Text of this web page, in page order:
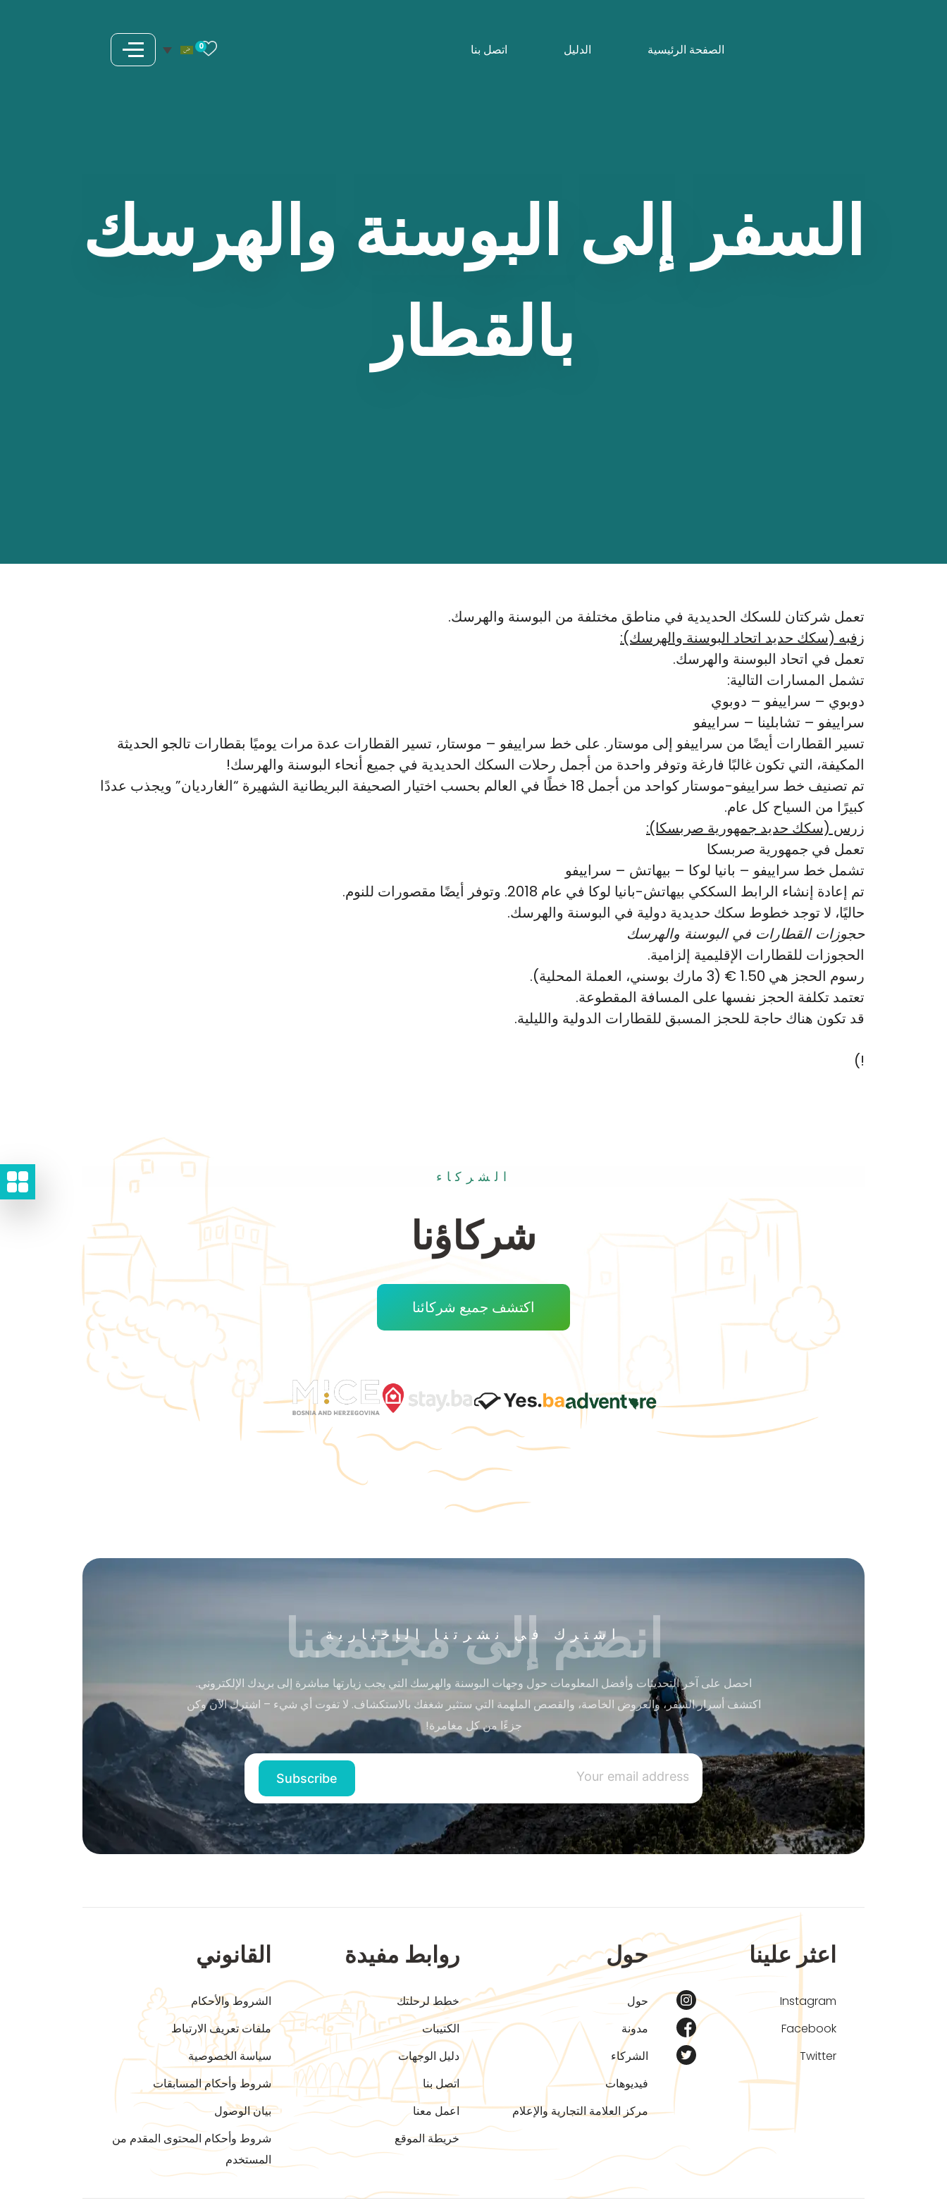
الصفحة الرئيسية الدليل اتصل بنا 0
السفر إلى البوسنة والهرسك
بالقطار
تعمل شركتان للسكك الحديدية في مناطق مختلفة من البوسنة والهرسك.
زفبه (سكك حديد اتحاد البوسنة والهرسك):
تعمل في اتحاد البوسنة والهرسك.
تشمل المسارات التالية:
دوبوي – سراييفو – دوبوي
سراييفو – تشابلينا – سراييفو
تسير القطارات أيضًا من سراييفو إلى موستار. على خط سراييفو – موستار، تسير القطارات عدة مرات يوميًا بقطارات تالجو الحديثة
المكيفة، التي تكون غالبًا فارغة وتوفر واحدة من أجمل رحلات السكك الحديدية في جميع أنحاء البوسنة والهرسك!
تم تصنيف خط سراييفو-موستار كواحد من أجمل 18 خطًا في العالم بحسب اختيار الصحيفة البريطانية الشهيرة “الغارديان” ويجذب عددًا
كبيرًا من السياح كل عام.
زرس (سكك حديد جمهورية صربسكا):
تعمل في جمهورية صربسكا
تشمل خط سراييفو – بانيا لوكا – بيهاتش – سراييفو
تم إعادة إنشاء الرابط السككي بيهاتش-بانيا لوكا في عام 2018. وتوفر أيضًا مقصورات للنوم.
حاليًا، لا توجد خطوط سكك حديدية دولية في البوسنة والهرسك.
حجوزات القطارات في البوسنة والهرسك
الحجوزات للقطارات الإقليمية إلزامية.
رسوم الحجز هي 1.50 € (3 مارك بوسني، العملة المحلية).
تعتمد تكلفة الحجز نفسها على المسافة المقطوعة.
قد تكون هناك حاجة للحجز المسبق للقطارات الدولية والليلية.
!)
الشركاء
شركاؤنا
اكتشف جميع شركائنا
اشترك في نشرتنا الإخبارية
انضم إلى مجتمعنا
احصل على آخر التحديثات وأفضل المعلومات حول وجهات البوسنة والهرسك التي يجب زيارتها مباشرة إلى بريدك الإلكتروني.
اكتشف أسرار السفر، والعروض الخاصة، والقصص الملهمة التي ستثير شغفك بالاستكشاف. لا تفوت أي شيء – اشترك الآن وكن
جزءًا من كل مغامرة!
اعثر علينا
Instagram
Facebook
Twitter
حول
حول
مدونة
الشركاء
فيديوهات
مركز العلامة التجارية والإعلام
روابط مفيدة
خطط لرحلتك
الكتيبات
دليل الوجهات
اتصل بنا
اعمل معنا
خريطة الموقع
القانوني
الشروط والأحكام
ملفات تعريف الارتباط
سياسة الخصوصية
شروط وأحكام المسابقات
بيان الوصول
شروط وأحكام المحتوى المقدم من
المستخدم